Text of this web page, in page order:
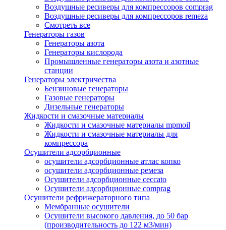
Воздушные ресиверы для компрессоров comprag
Воздушные ресиверы для компрессоров remeza
Смотреть все
Генераторы газов
Генераторы азота
Генераторы кислорода
Промышленные генераторы азота и азотные
станции
Генераторы электричества
Бензиновые генераторы
Газовые генераторы
Дизельные генераторы
Жидкости и смазочные материалы
Жидкости и смазочные материалы mpmoil
Жидкости и смазочные материалы для
компрессора
Осушители адсорбционные
осушители адсорбционные атлас копко
осушители адсорбционные ремеза
Осушители адсорбционные ceccato
Осушители адсорбционные comprag
Осушители рефрижераторного типа
Мембранные осушители
Осушители высокого давления, до 50 бар
(производительность до 122 м3/мин)